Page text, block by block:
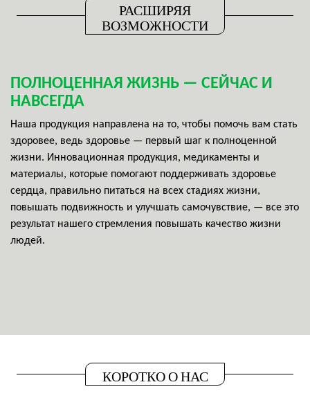
РАСШИРЯЯ
ВОЗМОЖНОСТИ
ПОЛНОЦЕННАЯ ЖИЗНЬ — СЕЙЧАС И
НАВСЕГДА
Наша продукция направлена на то, чтобы помочь вам стать
здоровее, ведь здоровье — первый шаг к полноценной
жизни. Инновационная продукция, медикаменты и
материалы, которые помогают поддерживать здоровье
сердца, правильно питаться на всех стадиях жизни,
повышать подвижность и улучшать самочувствие, — все это
результат нашего стремления повышать качество жизни
людей.
КОРОТКО О НАС